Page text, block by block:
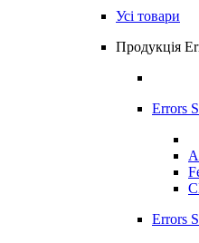
Усі товари
Продукція
Errors
Errors